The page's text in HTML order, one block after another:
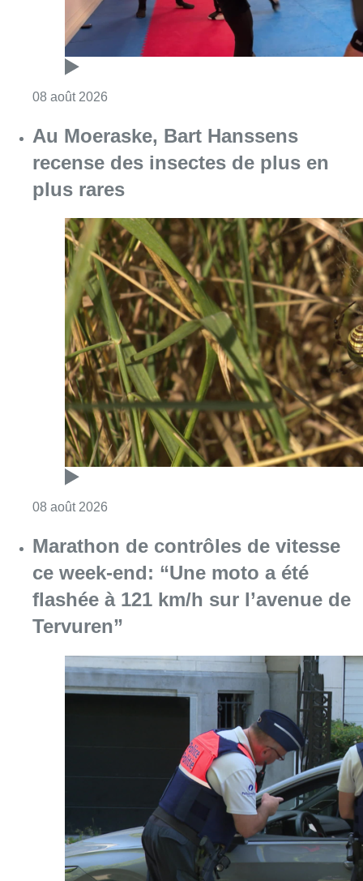
08 août 2026
Au Moeraske, Bart Hanssens
recense des insectes de plus en
plus rares
08 août 2026
Marathon de contrôles de vitesse
ce week-end: “Une moto a été
flashée à 121 km/h sur l’avenue de
Tervuren”